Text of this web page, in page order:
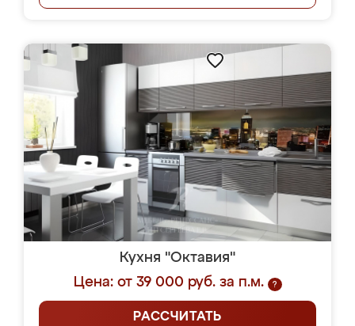
Кухня "Октавия"
Цена: от 39 000 руб. за п.м.
?
РАССЧИТАТЬ